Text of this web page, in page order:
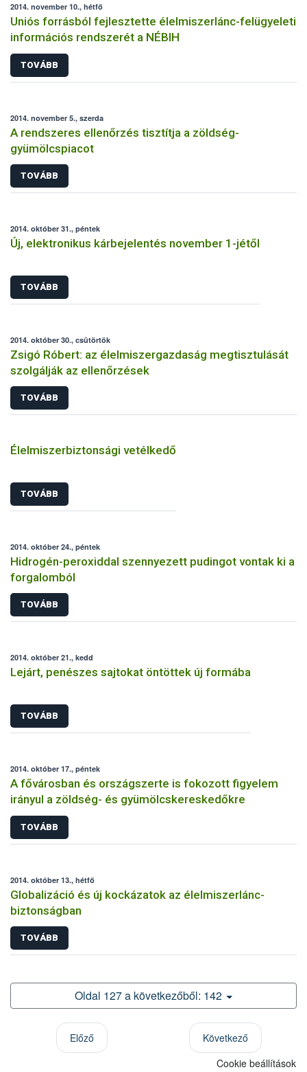
2014. november 10., hétfő
Uniós forrásból fejlesztette élelmiszerlánc-felügyeleti
információs rendszerét a NÉBIH
TOVÁBB
2014. november 5., szerda
A rendszeres ellenőrzés tisztítja a zöldség-
gyümölcspiacot
TOVÁBB
2014. október 31., péntek
Új, elektronikus kárbejelentés november 1-jétől
TOVÁBB
2014. október 30., csütörtök
Zsigó Róbert: az élelmiszergazdaság megtisztulását
szolgálják az ellenőrzések
TOVÁBB
Élelmiszerbiztonsági vetélkedő
TOVÁBB
2014. október 24., péntek
Hidrogén-peroxiddal szennyezett pudingot vontak ki a
forgalomból
TOVÁBB
2014. október 21., kedd
Lejárt, penészes sajtokat öntöttek új formába
TOVÁBB
2014. október 17., péntek
A fővárosban és országszerte is fokozott figyelem
irányul a zöldség- és gyümölcskereskedőkre
TOVÁBB
2014. október 13., hétfő
Globalizáció és új kockázatok az élelmiszerlánc-
biztonságban
TOVÁBB
Oldal 127 a következőből: 142
Előző
Következő
Cookie beállítások